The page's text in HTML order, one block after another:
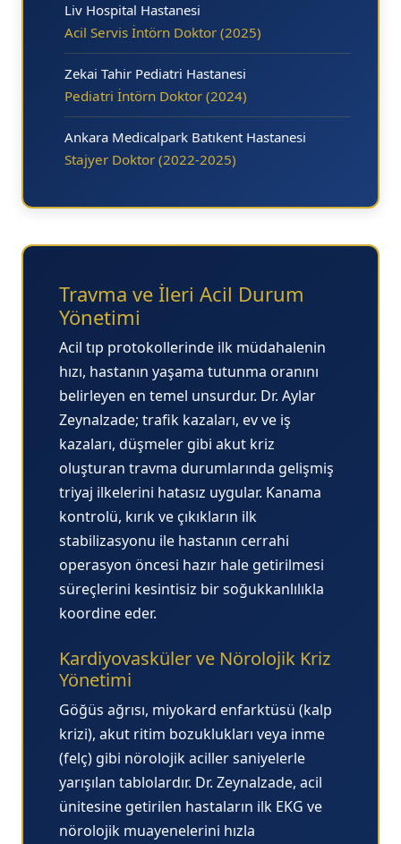
Liv Hospital Hastanesi
Acil Servis İntörn Doktor (2025)
Zekai Tahir Pediatri Hastanesi
Pediatri İntörn Doktor (2024)
Ankara Medicalpark Batıkent Hastanesi
Stajyer Doktor (2022-2025)
Travma ve İleri Acil Durum
Yönetimi
Acil tıp protokollerinde ilk müdahalenin
hızı, hastanın yaşama tutunma oranını
belirleyen en temel unsurdur. Dr. Aylar
Zeynalzade; trafik kazaları, ev ve iş
kazaları, düşmeler gibi akut kriz
oluşturan travma durumlarında gelişmiş
triyaj ilkelerini hatasız uygular. Kanama
kontrolü, kırık ve çıkıkların ilk
stabilizasyonu ile hastanın cerrahi
operasyon öncesi hazır hale getirilmesi
süreçlerini kesintisiz bir soğukkanlılıkla
koordine eder.
Kardiyovasküler ve Nörolojik Kriz
Yönetimi
Göğüs ağrısı, miyokard enfarktüsü (kalp
krizi), akut ritim bozuklukları veya inme
(felç) gibi nörolojik aciller saniyelerle
yarışılan tablolardır. Dr. Zeynalzade, acil
ünitesine getirilen hastaların ilk EKG ve
nörolojik muayenelerini hızla